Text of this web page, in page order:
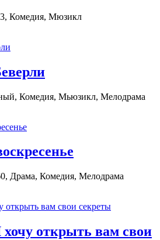
Комедия, Мюзикл
Комедия, Мьюзикл, Мелодрама
Драма, Комедия, Мелодрама
открыть вам свои